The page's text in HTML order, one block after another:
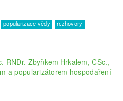
popularizace vědy rozhovory
RNDr. Zbyňkem Hrkalem, CSc.,
a popularizátorem hospodaření